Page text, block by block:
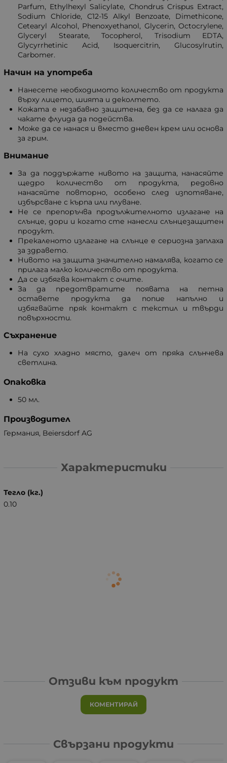
Parfum, Ethylhexyl Salicylate, Chondrus Crispus Extract,
Sodium Chloride, C12-15 Alkyl Benzoate, Dimethicone,
Cetearyl Alcohol, Phenoxyethanol, Glycerin, Octocrylene,
Glyceryl Stearate, Tocopherol, Trisodium EDTA,
Glycyrrhetinic Acid, Isoquercitrin, Glucosylrutin,
Carbomer.
Начин на употреба
Нанесете необходимото количество от продукта
върху лицето, шията и деколтето.
Кожата е незабавно защитена, без да се налага да
чакате флуида да подейства.
Може да се нанася и вместо дневен крем или основа
за грим.
Внимание
За да поддържате нивото на защита, нанасяйте
щедро количество от продукта, редовно
нанасяйте повторно, особено след изпотяване,
избърсване с кърпа или плуване.
Не се препоръчва продължителното излагане на
слънце, дори и когато сте нанесли слънцезащитен
продукт.
Прекаленото излагане на слънце е сериозна заплаха
за здравето.
Нивото на защита значително намалява, когато се
прилага малко количество от продукта.
Да се избягва контакт с очите.
За да предотвратите появата на петна
оставете продукта да попие напълно и
избягвайте пряк контакт с текстил и твърди
повърхности.
Съхранение
На сухо хладно място, далеч от пряка слънчева
светлина.
Опаковка
50 мл.
Производител
Германия, Beiersdorf AG
Характеристики
Тегло (кг.)
0.10
Отзиви към продукт
КОМЕНТИРАЙ
Свързани продукти